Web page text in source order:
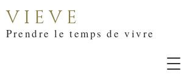
Prendre le temps de vivre
V I E V E